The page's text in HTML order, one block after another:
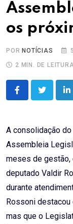
os
POR NOTÍCIAS
2 MIN. DE
A consolidação
Assembleia
meses de gestão,
deputado Valdir
durante
Rossoni
mas que o